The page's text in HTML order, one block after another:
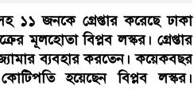
১১ জনকে গ্রেপ্তার করেছে ঢাকা
মূলহোতা বিপ্লব লস্কর। গ্রেপ্তার
ব্যবহার করতেন। কয়েকবছর
হয়েছেন বিপ্লব লস্কর।